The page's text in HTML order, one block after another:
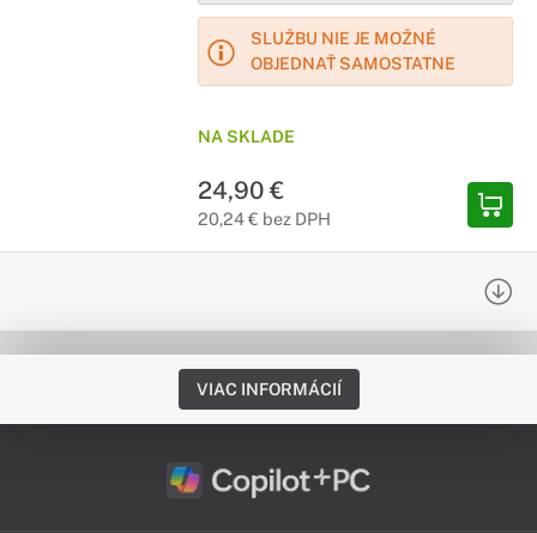
SLUŽBU NIE JE MOŽNÉ
OBJEDNAŤ SAMOSTATNE
NA SKLADE
24,90 €
20,24 € bez DPH
VIAC INFORMÁCIÍ